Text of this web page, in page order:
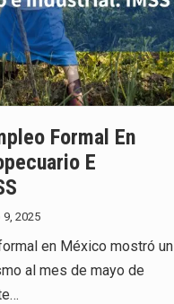
Formal En
E
9, 2025
en México mostró un
al mes de mayo de